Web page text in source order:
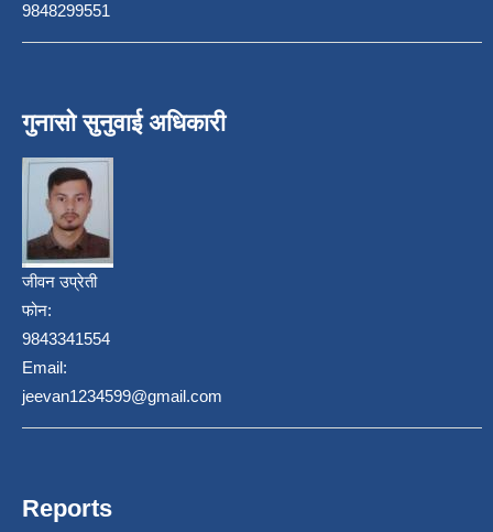
9848299551
गुनासो सुनुवाई अधिकारी
जीवन उप्रेती
फोन:
9843341554
Email:
jeevan1234599@gmail.com
Reports